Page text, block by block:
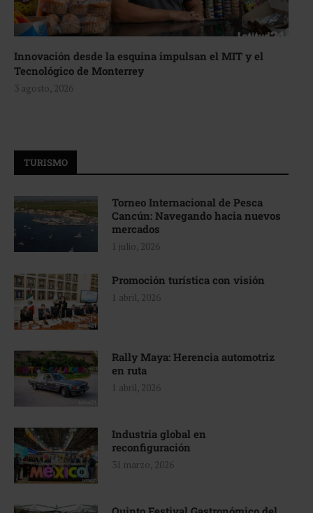
Innovación desde la esquina impulsan el MIT y el
Tecnológico de Monterrey
3 agosto, 2026
TURISMO
Torneo Internacional de Pesca
Cancún: Navegando hacia nuevos
mercados
1 julio, 2026
Promoción turística con visión
1 abril, 2026
Rally Maya: Herencia automotriz
en ruta
1 abril, 2026
Industria global en
reconfiguración
31 marzo, 2026